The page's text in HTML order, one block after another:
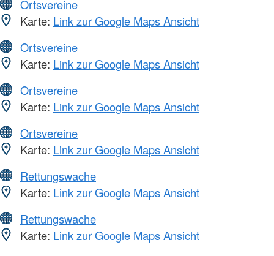
Ortsvereine
Karte: Link zur Google Maps Ansicht
Ortsvereine
Karte: Link zur Google Maps Ansicht
Ortsvereine
Karte: Link zur Google Maps Ansicht
Ortsvereine
Karte: Link zur Google Maps Ansicht
Rettungswache
Karte: Link zur Google Maps Ansicht
Rettungswache
Karte: Link zur Google Maps Ansicht